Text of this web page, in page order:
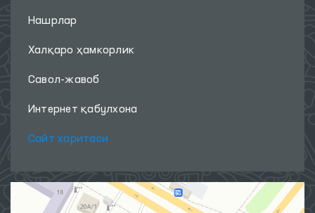
Нашрлар
Халқаро ҳамкорлик
Савол-жавоб
Интернет қабулхона
Сайт харитаси